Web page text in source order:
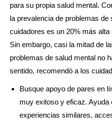
para su propia salud mental.
la prevalencia de problemas de
cuidadores es un 20% más
Sin embargo, casi la mitad de
problemas de salud mental no
sentido, recomendó a los
Busque apoyo de pares en
muy exitoso y eficaz.
experiencias similares,